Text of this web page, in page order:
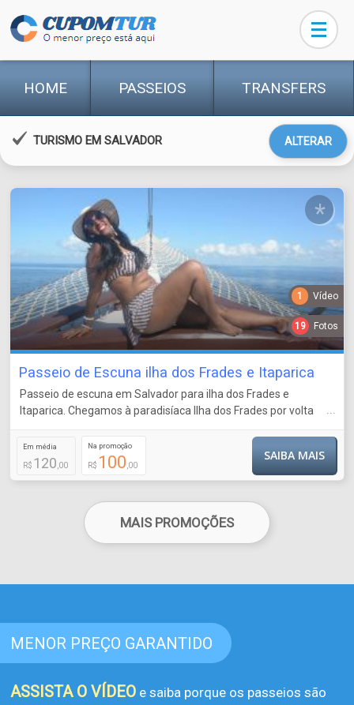
HOME PASSEIOS TRANSFERS
TURISMO EM SALVADOR ALTERAR
*
1 Vídeo
19 Fotos
Passeio de Escuna ilha dos Frades e Itaparica
Passeio de escuna em Salvador para ilha dos Frades e
Itaparica. Chegamos à paradisíaca Ilha dos Frades por volta
fazer fotos incríveis e cu
...
Em média
R$ 120 ,00
Na promoção
R$ 100 ,00
SAIBA MAIS
MAIS PROMOÇÕES
MENOR PREÇO GARANTIDO
ASSISTA O VÍDEO e saiba porque os passeios são